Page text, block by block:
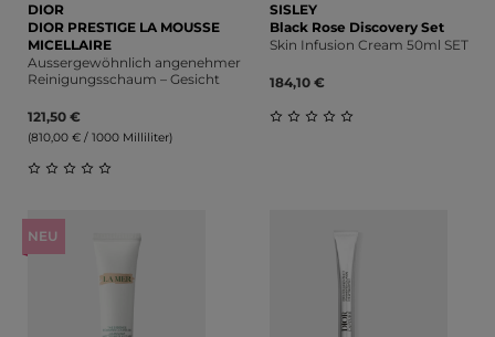
DIOR
DIOR PRESTIGE LA MOUSSE
MICELLAIRE
Aussergewöhnlich angenehmer
Reinigungsschaum – Gesicht
121,50 €
(810,00 € / 1000 Milliliter)
SISLEY
Black Rose Discovery Set
Skin Infusion Cream 50ml SET
184,10 €
NEU